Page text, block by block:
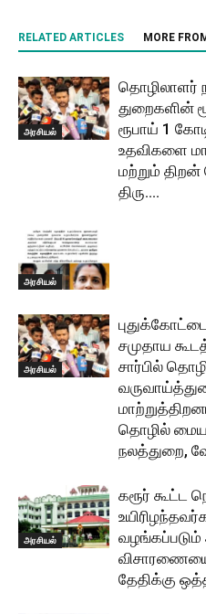
RELATED ARTICLES MORE
அரசியல்
தொழிலாளர்
துறைகளின்
ரூபாய் 1
உதவிகளை
மற்றும்
திரு....
அரசியல்
அரசியல்
சமுதாய
சார்பில்
தொழில்
நலத்துறை,
அரசியல்
கரூர் கூட்ட
வழங்கப்படும்
தேதிக்கு